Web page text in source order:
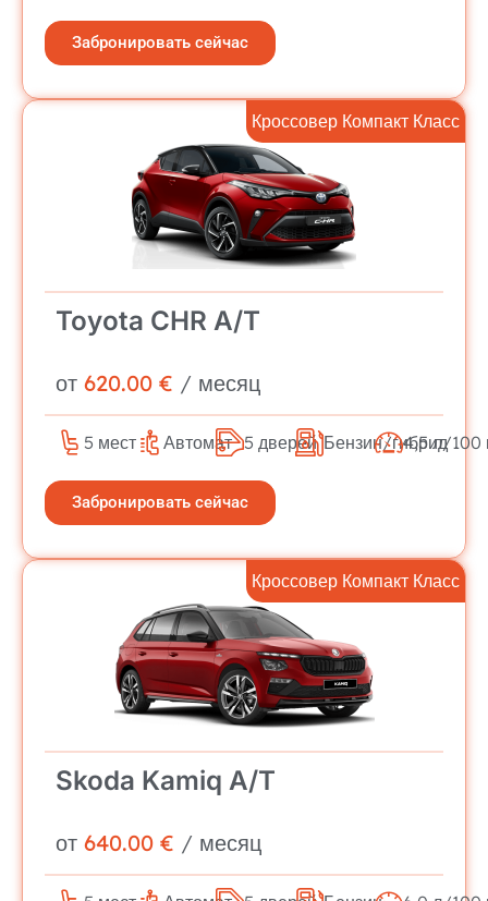
Забронировать сейчас
Кроссовер Компакт Класс
Toyota CHR A/T
от 620.00 € / месяц
5 мест Автомат 5 дверей Бензин/гибрид
4,5 л/100
Забронировать сейчас
Кроссовер Компакт Класс
Skoda Kamiq A/T
от 640.00 € / месяц